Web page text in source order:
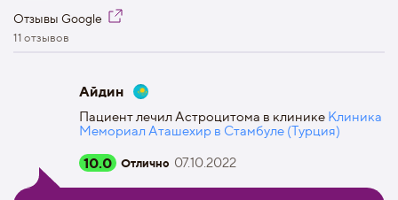
Отзывы Google
11 отзывов
Айдин
Пациент лечил Астроцитома в клинике Клиника
Мемориал Аташехир в Стамбуле (Турция)
10.0 Отлично 07.10.2022